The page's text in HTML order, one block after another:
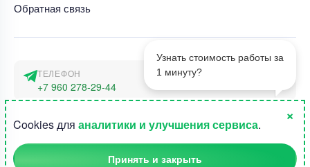
1
Узнать стоимость работы за
1 минуту?
Обратная связь
ТЕЛЕФОН
+7 960 278-29-44
г. Москва, наб. Тараса Шевченко 23а
Cookies для аналитики и улучшения сервиса.
×
Принять и закрыть